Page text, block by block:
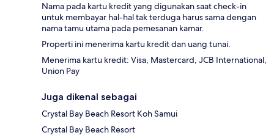
Nama pada kartu kredit yang digunakan saat check-in
untuk membayar hal-hal tak terduga harus sama dengan
nama tamu utama pada pemesanan kamar.
Properti ini menerima kartu kredit dan uang tunai.
Menerima kartu kredit: Visa, Mastercard, JCB International,
Union Pay
Juga dikenal sebagai
Crystal Bay Beach Resort Koh Samui
Crystal Bay Beach Resort